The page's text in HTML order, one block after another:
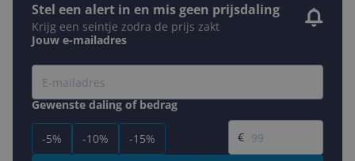
Stel een alert in en mis geen prijsdaling
Krijg een seintje zodra de prijs zakt
Jouw e-mailadres
Gewenste daling of bedrag
-5% -10% -15%
Gewenste prijs
€